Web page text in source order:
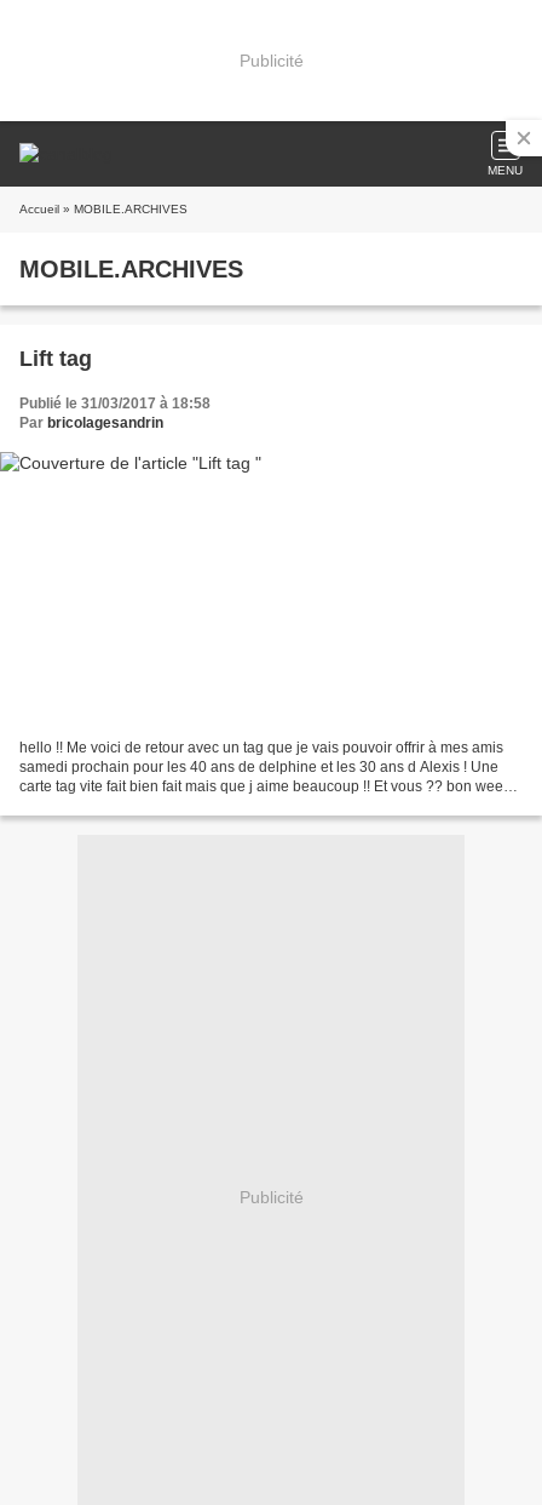
Publicité
MENU
Accueil » MOBILE.ARCHIVES
MOBILE.ARCHIVES
Lift tag
Publié le 31/03/2017 à 18:58
Par bricolagesandrin
hello !! Me voici de retour avec un tag que je vais pouvoir offrir à mes amis
samedi prochain pour les 40 ans de delphine et les 30 ans d Alexis ! Une
carte tag vite fait bien fait mais que j aime beaucoup !! Et vous ?? bon week
Publicité